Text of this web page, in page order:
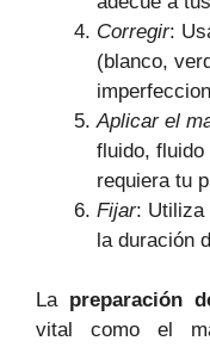
Corregir:
(blanco,
Aplicar el
fluido, fluido
requiera tu
Fijar: Utiliza
la duración
La preparación
vital como el